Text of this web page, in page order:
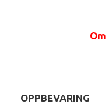
Om
OPPBEVARING